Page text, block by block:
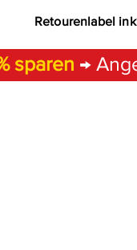
Retourenlabel
sparen →